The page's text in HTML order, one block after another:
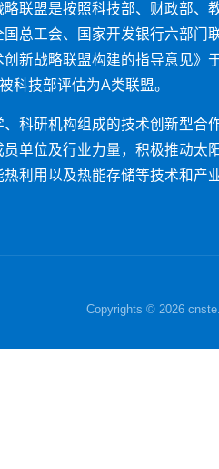
联盟是按照科技部、财政部、
总工会、国家开发银行六部门
新战略联盟构建的指导意见》
科技部评估为A类联盟。
科研机构组成的技术创新型合
单位及行业力量，积极推动太
利用以及热能存储等技术和产
Copyrights © 2026